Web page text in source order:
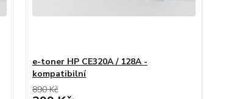
e-toner HP CE320A / 128A -
kompatibilní
890 Kč